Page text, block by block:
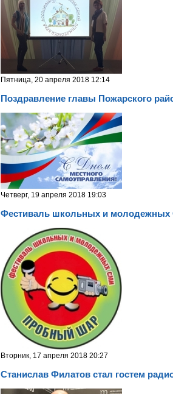
Пятница, 20 апреля 2018 12:14
Поздравление главы Пожарского
Четверг, 19 апреля 2018 19:03
Фестиваль школьных и молодежных
Вторник, 17 апреля 2018 20:27
Станислав Филатов стал гостем